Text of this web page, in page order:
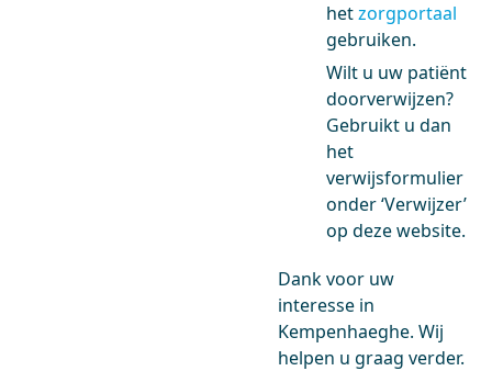
hetzorgportaal
gebruiken.
Wilt u uw patiënt
doorverwijzen?
Gebruikt u dan
het
verwijsformulier
onder ‘Verwijzer’
op deze website.
Dank voor uw
interesse in
Kempenhaeghe. Wij
helpen u graag verder.